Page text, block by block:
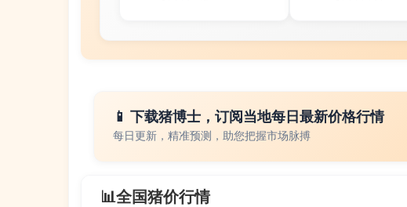
📱 下载猪博士，订阅当地每日最新价格行情
每日更新，精准预测，助您把握市场脉搏
📊全国猪价行情